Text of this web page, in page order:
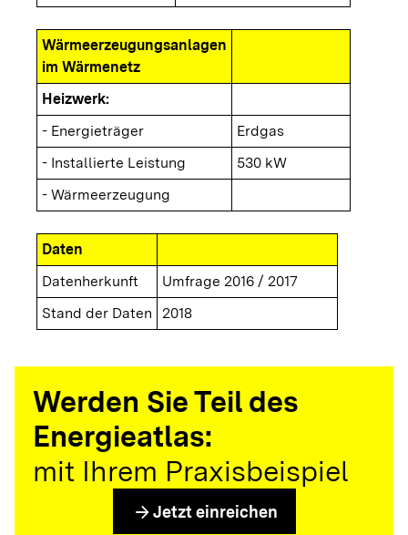
Wärmeerzeugungsanlagen
im Wärmenetz
Heizwerk:
- Energieträger
Erdgas
- Installierte Leistung
530 kW
- Wärmeerzeugung
Daten
Datenherkunft
Umfrage 2016 / 2017
Stand der Daten
2018
Werden Sie Teil des
Energieatlas:
mit Ihrem Praxisbeispiel
arrow_forward Jetzt einreichen